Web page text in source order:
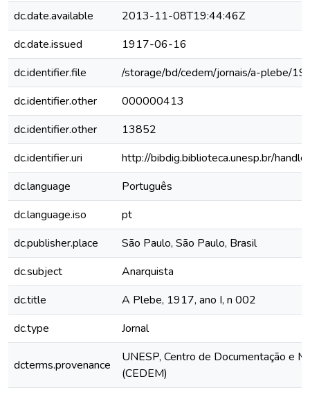
dc.date.available
2013-11-08T19:44:46Z
dc.date.issued
1917-06-16
dc.identifier.file
/storage/bd/cedem/jornais/a-plebe/
dc.identifier.other
000000413
dc.identifier.other
13852
dc.identifier.uri
http://bibdig.biblioteca.unesp.br/
dc.language
Português
dc.language.iso
pt
dc.publisher.place
São Paulo, São Paulo, Brasil
dc.subject
Anarquista
dc.title
A Plebe, 1917, ano I, n 002
dc.type
Jornal
dcterms.provenance
UNESP, Centro de Documentação e
(CEDEM)